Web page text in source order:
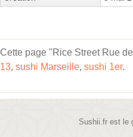
Cette page "Rice Street Rue
13, sushi Marseille, sushi 1er.
Sushii.fr est le